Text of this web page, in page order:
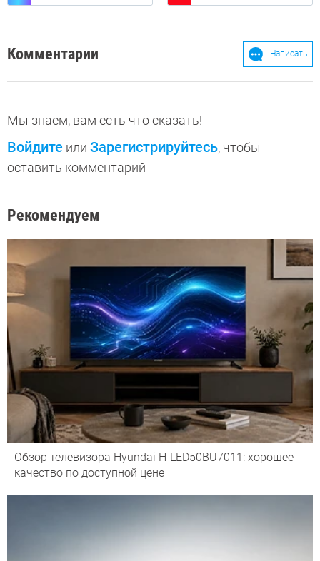
Комментарии Написать
Мы знаем, вам есть что сказать!
Войдите или Зарегистрируйтесь, чтобы
оставить комментарий
Рекомендуем
Обзор телевизора Hyundai H-LED50BU7011: хорошее
качество по доступной цене